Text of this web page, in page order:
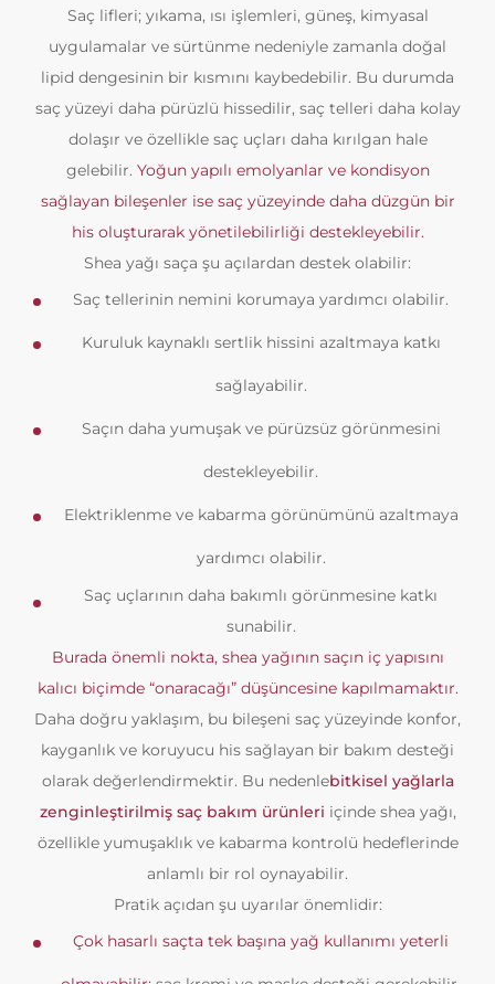
Saç lifleri; yıkama, ısı işlemleri, güneş, kimyasal
uygulamalar ve sürtünme nedeniyle zamanla doğal
lipid dengesinin bir kısmını kaybedebilir. Bu durumda
saç yüzeyi daha pürüzlü hissedilir, saç telleri daha kolay
dolaşır ve özellikle saç uçları daha kırılgan hale
gelebilir. Yoğun yapılı emolyanlar ve kondisyon
sağlayan bileşenler ise saç yüzeyinde daha düzgün bir
his oluşturarak yönetilebilirliği destekleyebilir.
Shea yağı saça şu açılardan destek olabilir:
Saç tellerinin nemini korumaya yardımcı olabilir.
Kuruluk kaynaklı sertlik hissini azaltmaya katkı
sağlayabilir.
Saçın daha yumuşak ve pürüzsüz görünmesini
destekleyebilir.
Elektriklenme ve kabarma görünümünü azaltmaya
yardımcı olabilir.
Saç uçlarının daha bakımlı görünmesine katkı
sunabilir.
Burada önemli nokta, shea yağının saçın iç yapısını
kalıcı biçimde “onaracağı” düşüncesine kapılmamaktır.
Daha doğru yaklaşım, bu bileşeni saç yüzeyinde konfor,
kayganlık ve koruyucu his sağlayan bir bakım desteği
olarak değerlendirmektir. Bu nedenlebitkisel yağlarla
zenginleştirilmiş saç bakım ürünleri içinde shea yağı,
özellikle yumuşaklık ve kabarma kontrolü hedeflerinde
anlamlı bir rol oynayabilir.
Pratik açıdan şu uyarılar önemlidir:
Çok hasarlı saçta tek başına yağ kullanımı yeterli